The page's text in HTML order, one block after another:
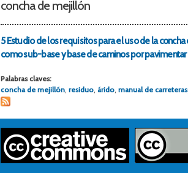
concha de mejillón
5 Estudio de los requisitos para el uso de la
como sub-base y base de caminos por pavimentar
Palabras claves:
concha de mejillón, residuo, árido, manual de carreteras,